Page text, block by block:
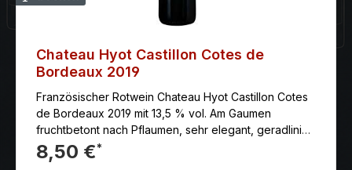
Chateau Hyot Castillon Cotes de
Bordeaux 2019
Französischer Rotwein Chateau Hyot Castillon Cotes
de Bordeaux 2019 mit 13,5 % vol. Am Gaumen
fruchtbetont nach Pflaumen, sehr elegant, geradlinig,
kraftvoll, vollmundig, mit schöner Balance von reifem
Tannin, saftiger Frucht, Würze und frischer Säure
8,50 €*